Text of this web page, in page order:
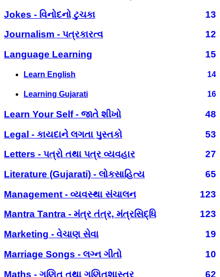
Jokes - વિનોદનો ટુચકા
13
Journalism - પત્રકારત્વ
12
Language Learning
15
Learn English 14
Learning Gujarati 16
Learn Your Self - જાતે શીખો
48
Legal - કાયદાને લગતા પુસ્તકો
53
Letters - પત્રો તથા પત્ર વ્યવહાર
27
Literature (Gujarati) - લોકસાહિત્ય
65
Management - વ્યવસ્થા સંચાલન
123
Mantra Tantra - મંત્ર તંત્ર, મંત્રસિદ્ધિ
123
Marketing - વેચાણ સેવા
19
Marriage Songs - લગ્ન ગીતો
10
Maths - ગણિત તથા ગણિતશાસ્ત્ર
62